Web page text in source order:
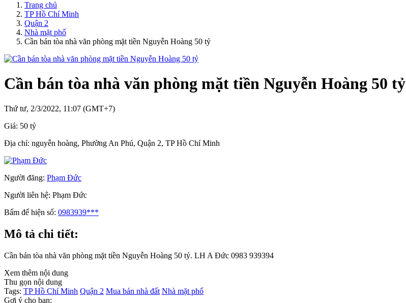
Trang chủ
TP Hồ Chí Minh
Quận 2
Nhà mặt phố
Cần bán tòa nhà văn phòng mặt tiền Nguyễn Hoàng 50 tỷ
Cần bán tòa nhà văn phòng mặt tiền Nguyễn Hoàng 50 tỷ
Thứ tư, 2/3/2022, 11:07 (GMT+7)
Giá: 50 tỷ
Địa chỉ: nguyễn hoàng, Phường An Phú, Quận 2, TP Hồ Chí Minh
Người đăng: Phạm Đức
Người liên hệ: Phạm Đức
Bấm để hiện số: 0983939***
Mô tả chi tiết:
Cần bán tòa nhà văn phòng mặt tiền Nguyễn Hoàng 50 tỷ. LH A Đức 0983 939394
Xem thêm nội dung
Thu gọn nội dung
Tags: TP Hồ Chí Minh Quận 2 Mua bán nhà đất Nhà mặt phố
Gợi ý cho bạn: